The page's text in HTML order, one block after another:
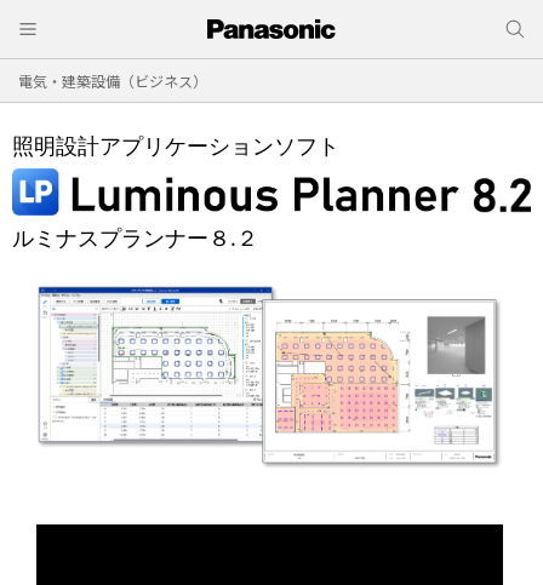
電気・建築設備（ビジネス）
照明設計アプリケーションソフト
ルミナスプランナー８.２